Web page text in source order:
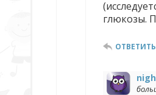
глюкозы.
ОТВЕТИТЬ